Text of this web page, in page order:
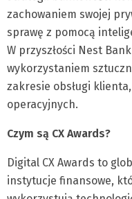
zachowaniem swojej
sprawę z pomocą
W przyszłości Nest
wykorzystaniem
zakresie obsługi
operacyjnych.
Czym są CX Awards?
Digital CX Awards to
instytucje finansowe,